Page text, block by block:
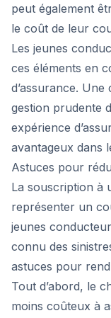
peut également
le coût de leur
Les jeunes
ces éléments en
d’assurance.
gestion prudente
expérience
avantageux dans
Astuces pour
La souscription à
représenter un
jeunes
connu des
astuces pour
Tout d’abord, le
moins coûteux à